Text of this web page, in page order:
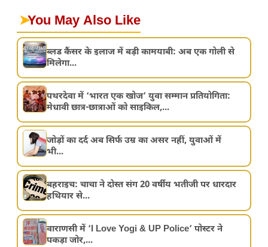
➤You May Also Like
ब्लड कैंसर के इलाज में बड़ी कामयाबी: अब एक गोली से
मिलेगा...
पथरदेवा में ‘भारत एक खोज’ युवा सम्मान प्रतियोगिता:
मेधावी छात्र-छात्राओं को साइकिल,...
जोड़ों का दर्द अब सिर्फ उम्र का असर नहीं, युवाओं में
भी...
बहराइच: चाचा ने दोस्त संग 20 वर्षीय भतीजी पर धारदार
हथियार से...
वाराणसी में ‘I Love Yogi & UP Police’ पोस्टर ने
पकड़ा जोर,...